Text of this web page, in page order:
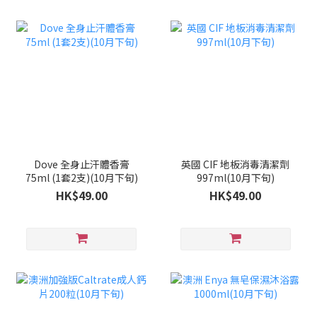
Dove 全身止汗體香膏
75ml (1套2支)(10月下旬)
HK$49.00
英國 CIF 地板消毒清潔劑
997ml(10月下旬)
HK$49.00